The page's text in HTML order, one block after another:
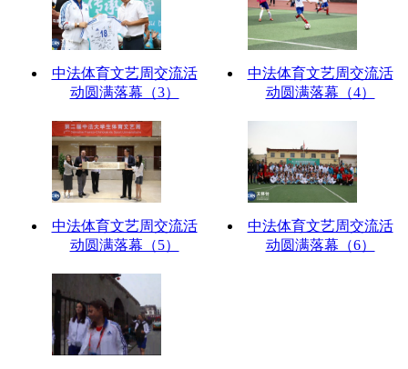
中法体育文艺周交流活
动圆满落幕（3）
中法体育文艺周交流活
动圆满落幕（4）
中法体育文艺周交流活
动圆满落幕（5）
中法体育文艺周交流活
动圆满落幕（6）